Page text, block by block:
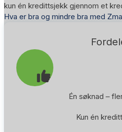
kun én kredittsjekk gjennom et
Hva er bra og mindre bra med
Én søknad –
Kun én